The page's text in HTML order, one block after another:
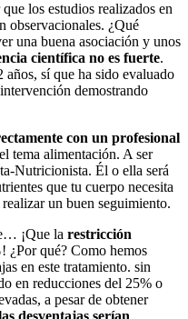
los estudios realizados en
observacionales. ¿Qué
una buena asociación y unos
científica no es fuerte.
años, sí que ha sido evaluado
demostrando
con un profesional
tema alimentación. A ser
Nutricionista. Él o ella será
que tu cuerpo necesita
un buen seguimiento.
¡Que la restricción
! ¿Por qué? Como hemos
en este tratamiento. sin
en reducciones del 25% o
a pesar de obtener
desventajas serían